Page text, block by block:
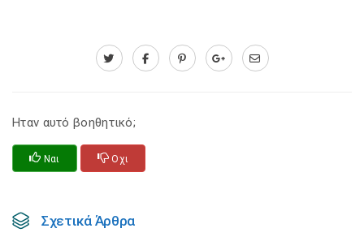
Ηταν αυτό βοηθητικό;
Ναι Οχι
Σχετικά Άρθρα